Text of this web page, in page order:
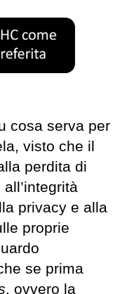
cosa serva per
visto che il
perdita di
privacy e alla
proprie
se prima
, ovvero la